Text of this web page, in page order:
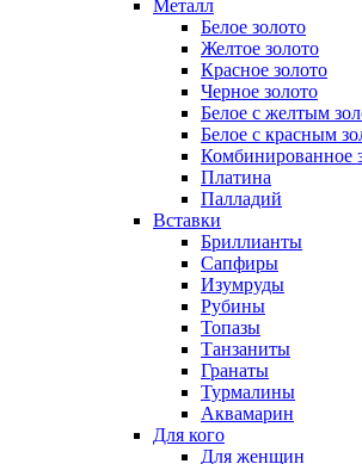
Металл
Белое золото
Желтое золото
Красное золото
Черное золото
Белое с желтым
Белое с красным
Комбинированное
Платина
Палладий
Вставки
Бриллианты
Сапфиры
Изумруды
Рубины
Топазы
Танзаниты
Гранаты
Турмалины
Аквамарин
Для кого
Для женщин